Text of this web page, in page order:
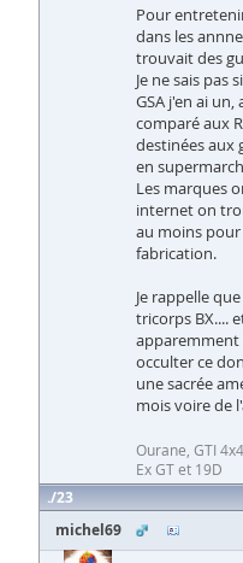
Pour
dans les
trouvait des
Je ne sais pas
GSA j'en ai
comparé aux
destinées aux
en
Les marques
internet on
au moins pour
fabrication.
Je rappelle
tricorps BX....
apparemment
occulter ce
une sacrée
mois voire de
Ourane, GTI
Ex GT et 19D
23
michel69